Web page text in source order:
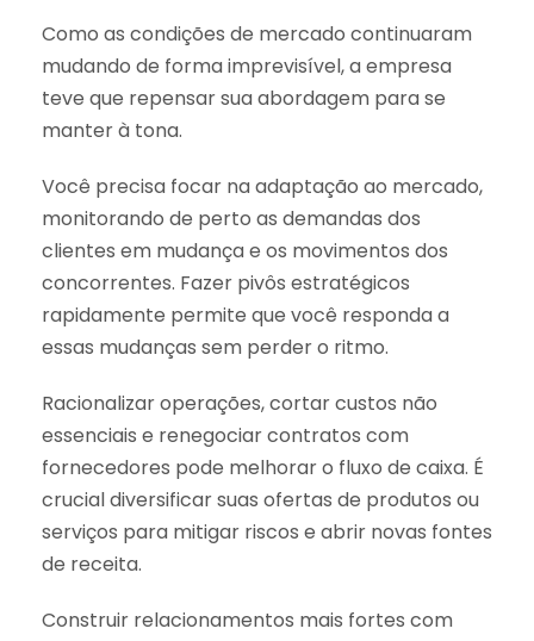
Como as condições de mercado continuaram
mudando de forma imprevisível, a empresa
teve que repensar sua abordagem para se
manter à tona.
Você precisa focar na adaptação ao mercado,
monitorando de perto as demandas dos
clientes em mudança e os movimentos dos
concorrentes. Fazer pivôs estratégicos
rapidamente permite que você responda a
essas mudanças sem perder o ritmo.
Racionalizar operações, cortar custos não
essenciais e renegociar contratos com
fornecedores pode melhorar o fluxo de caixa. É
crucial diversificar suas ofertas de produtos ou
serviços para mitigar riscos e abrir novas fontes
de receita.
Construir relacionamentos mais fortes com